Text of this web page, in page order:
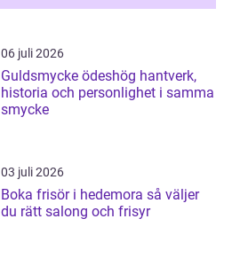
06 juli 2026
Guldsmycke ödeshög hantverk,
historia och personlighet i samma
smycke
03 juli 2026
Boka frisör i hedemora så väljer
du rätt salong och frisyr